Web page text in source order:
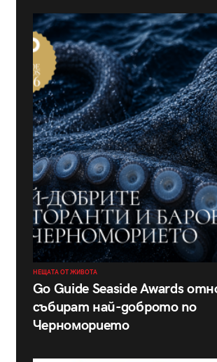
НЕЩАТА ОТ ЖИВОТА
Go Guide Seaside Awards
събират най-доброто по
Черноморието